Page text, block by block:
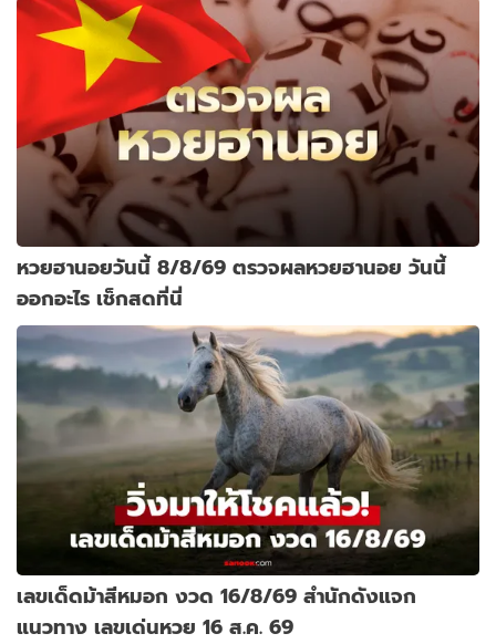
หวยฮานอยวันนี้ 8/8/69 ตรวจผลหวยฮานอย วันนี้
ออกอะไร เช็กสดที่นี่
เลขเด็ดม้าสีหมอก งวด 16/8/69 สำนักดังแจก
แนวทาง เลขเด่นหวย 16 ส.ค. 69